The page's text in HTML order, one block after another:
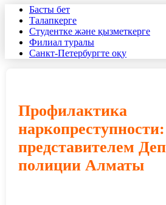
Басты бет
Талапкерге
Студентке және қызметкерге
Филиал туралы
Санкт-Петербургте оқу
Профилактика
представителем
полиции Алматы